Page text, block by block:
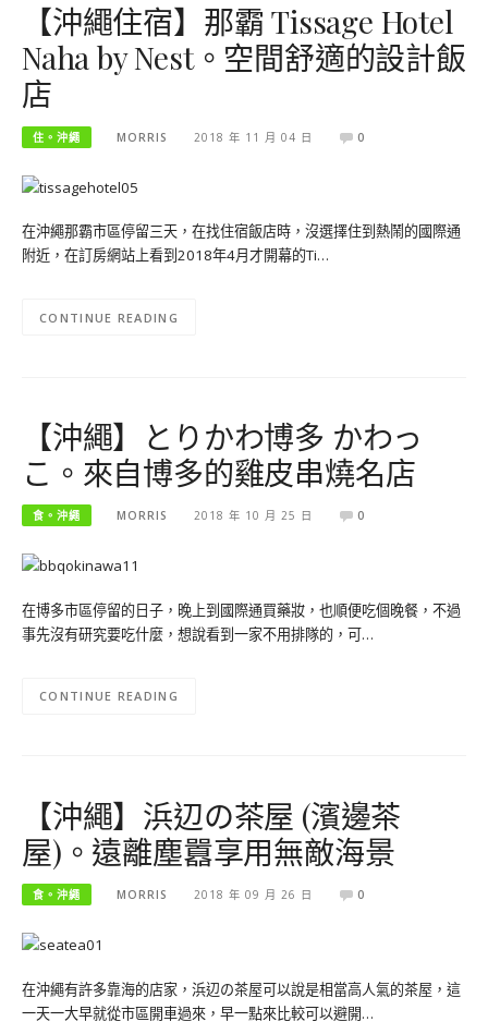
【沖繩住宿】那霸 Tissage Hotel
Naha by Nest。空間舒適的設計飯
店
住。沖繩 MORRIS 2018 年 11 月 04 日 0
在沖繩那霸市區停留三天，在找住宿飯店時，沒選擇住到熱鬧的國際通
附近，在訂房網站上看到2018年4月才開幕的Ti…
CONTINUE READING
【沖繩】とりかわ博多 かわっ
こ。來自博多的雞皮串燒名店
食。沖繩 MORRIS 2018 年 10 月 25 日 0
在博多市區停留的日子，晚上到國際通買藥妝，也順便吃個晚餐，不過
事先沒有研究要吃什麼，想說看到一家不用排隊的，可…
CONTINUE READING
【沖繩】浜辺の茶屋 (濱邊茶
屋)。遠離塵囂享用無敵海景
食。沖繩 MORRIS 2018 年 09 月 26 日 0
在沖繩有許多靠海的店家，浜辺の茶屋可以說是相當高人氣的茶屋，這
一天一大早就從市區開車過來，早一點來比較可以避開…